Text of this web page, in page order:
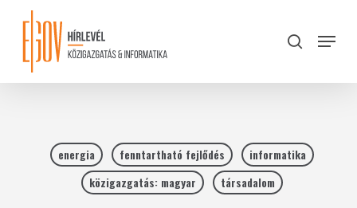
content
search
Menu
energia fenntartható fejlődés
informatika
közigazgatás: magyar
társadalom
Close